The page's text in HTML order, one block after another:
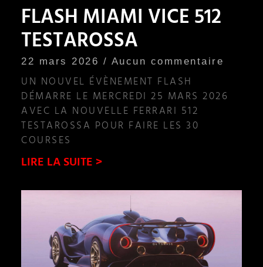
FLASH MIAMI VICE 512
TESTAROSSA
22 mars 2026 Aucun commentaire
UN NOUVEL ÉVÈNEMENT FLASH
DÉMARRE LE MERCREDI 25 MARS 2026
AVEC LA NOUVELLE FERRARI 512
TESTAROSSA POUR FAIRE LES 30
COURSES
LIRE LA SUITE >